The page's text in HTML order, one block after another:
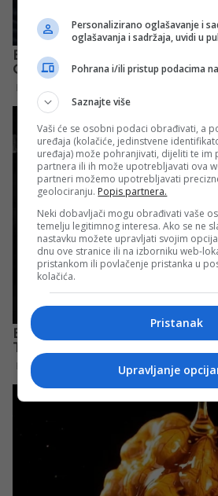
Personalizirano oglašavanje i
oglašavanja i sadržaja, uvidi u
Pohrana i/ili pristup podacima
Saznajte više
Vaši će se osobni podaci obrađivati, a
uređaja (kolačiće, jedinstvene
uređaja) može pohranjivati, dijeliti te im
partnera ili ih može upotrebljavati ova
partneri možemo upotrebljavati
geolociranju. Popis partnera.
Neki dobavljači mogu obrađivati vaše
temelju legitimnog interesa. Ako se ne
nastavku možete upravljati svojim
dnu ove stranice ili na izborniku web-
pristankom ili povlačenje pristanka u
kolačića.
Pristanak
Upravljanje